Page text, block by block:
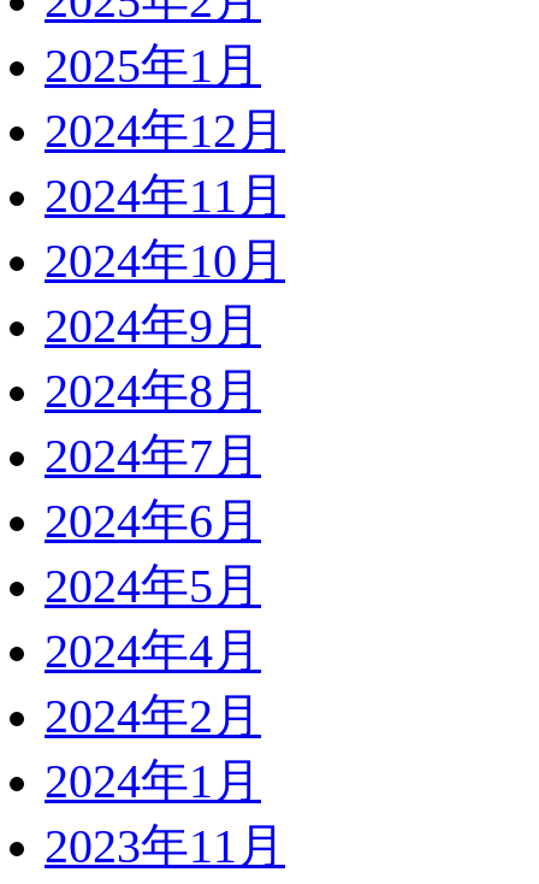
2025年1月
2024年12月
2024年11月
2024年10月
2024年9月
2024年8月
2024年7月
2024年6月
2024年5月
2024年4月
2024年2月
2024年1月
2023年11月